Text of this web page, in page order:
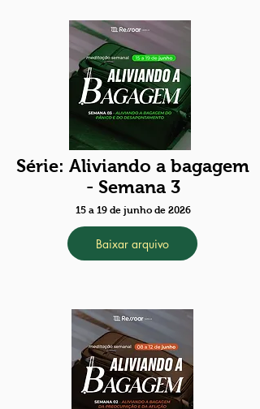
Série: Aliviando a bagagem
- Semana 3
15 a 19 de junho de 2026
Baixar arquivo